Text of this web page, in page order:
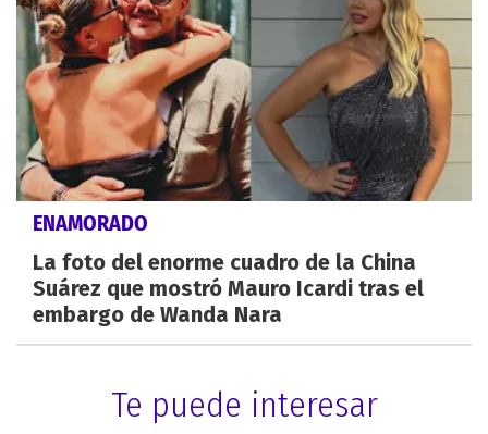
ENAMORADO
La foto del enorme cuadro de la China
Suárez que mostró Mauro Icardi tras el
embargo de Wanda Nara
Te puede interesar